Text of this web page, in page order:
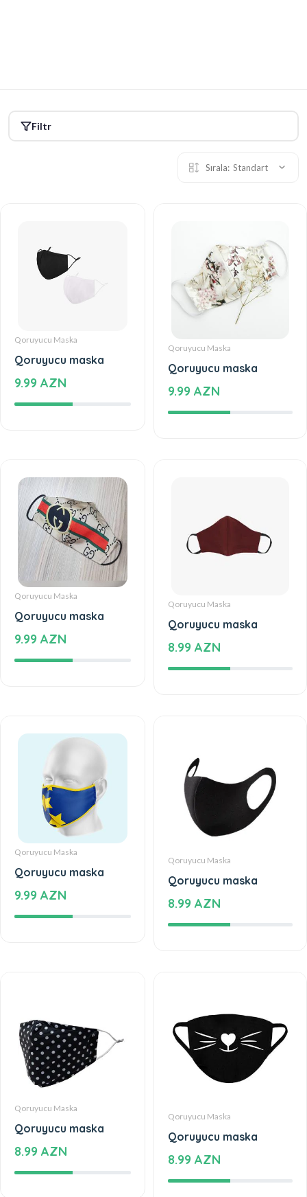
Filtr
Sırala: Standart
Qoruyucu Maska
Qoruyucu maska
9.99 AZN
Qoruyucu Maska
Qoruyucu maska
9.99 AZN
Qoruyucu Maska
Qoruyucu maska
9.99 AZN
Qoruyucu Maska
Qoruyucu maska
8.99 AZN
Qoruyucu Maska
Qoruyucu maska
9.99 AZN
Qoruyucu Maska
Qoruyucu maska
8.99 AZN
Qoruyucu Maska
Qoruyucu maska
8.99 AZN
Qoruyucu Maska
Qoruyucu maska
8.99 AZN